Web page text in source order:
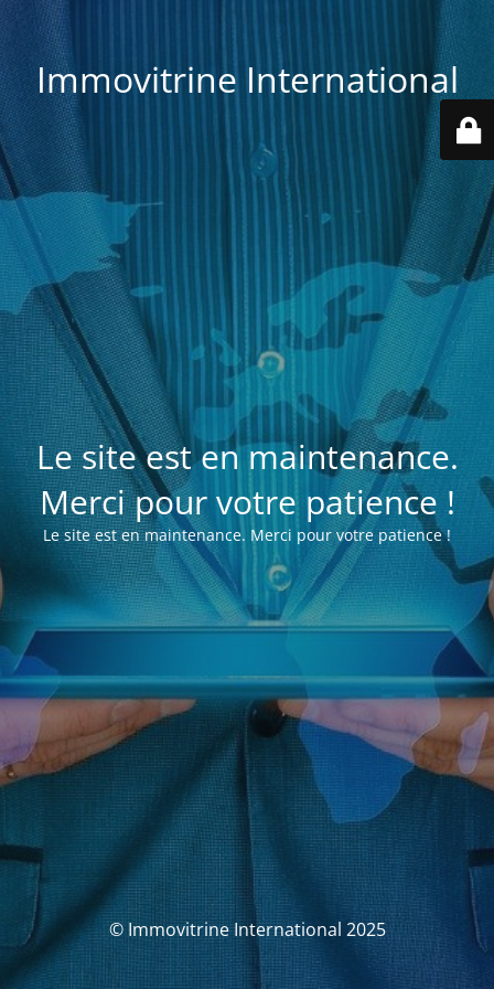
Immovitrine International
Le site est en maintenance.
Merci pour votre patience !
Le site est en maintenance. Merci pour votre patience !
© Immovitrine International 2025